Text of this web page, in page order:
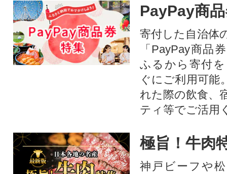
PayPay商
寄付した自治体
「PayPay商品
ふるから寄付
ぐにご利用可能
れた際の飲食、
ティ等でご活用
極旨！牛肉
神戸ビーフや